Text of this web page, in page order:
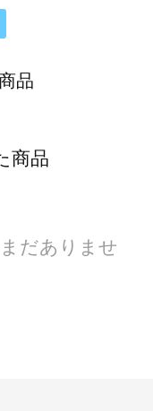
品
商品
だありませ